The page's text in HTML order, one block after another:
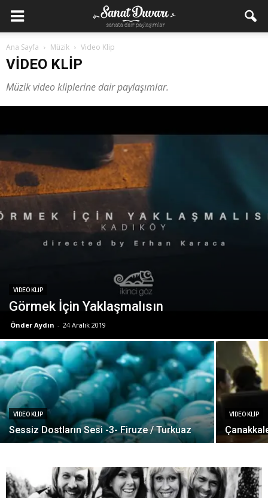
Ana Sayfa Müzik Video Klip
VIDEO KLIP
Müzik video kliplerine dair paylaşımlar.
VIDEO KLIP
Görmek İçin Yaklaşmalısın
Önder Aydın - 24 Aralık 2019
VIDEO KLIP
Sessiz Dostların Sesi -3- Firuze / Turkuaz
VIDEO KLIP